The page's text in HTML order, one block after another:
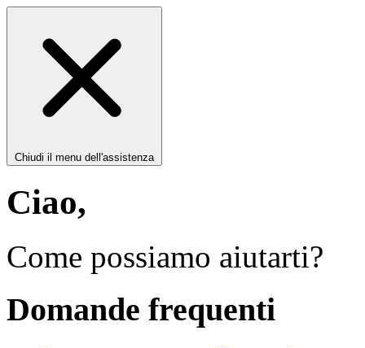
Chiudi il menu dell'assistenza
Ciao,
Come possiamo aiutarti?
Domande frequenti